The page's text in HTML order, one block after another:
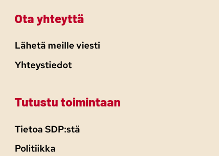
Ota yhteyttä
Lähetä meille viesti
Yhteystiedot
Tutustu toimintaan
Tietoa SDP:stä
Politiikka